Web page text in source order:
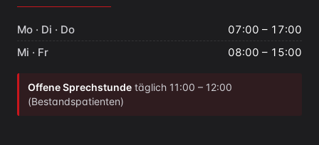
Mo · Di · Do
07:00 – 17:00
Mi · Fr
08:00 – 15:00
Offene Sprechstunde täglich 11:00 – 12:00
(Bestandspatienten)